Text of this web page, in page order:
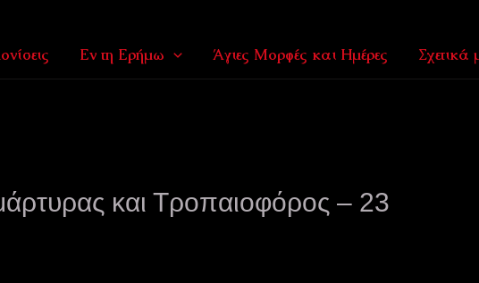
Εν τη Ερήμω Άγιες Μορφές και Ημέρες Σχετικά
και Τροπαιοφόρος – 23